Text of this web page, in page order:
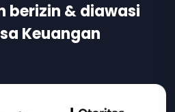
berizin & diawasi
Keuangan